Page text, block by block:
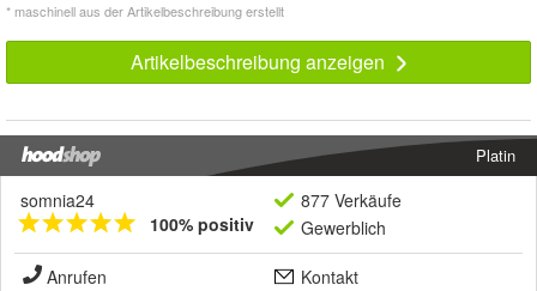
* maschinell aus der Artikelbeschreibung erstellt
Artikelbeschreibung anzeigen
Platin
somnia24
100% positiv
877 Verkäufe
Gewerblich
Anrufen
Kontakt